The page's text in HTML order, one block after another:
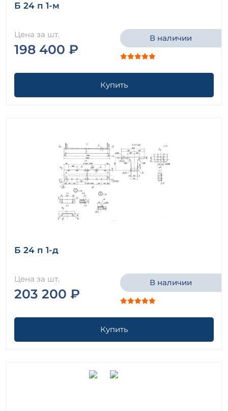
Б 24 п 1-м
Цена за шт.
198 400 ₽
В наличии
Купить
Б 24 п 1-д
Цена за шт.
203 200 ₽
В наличии
Купить